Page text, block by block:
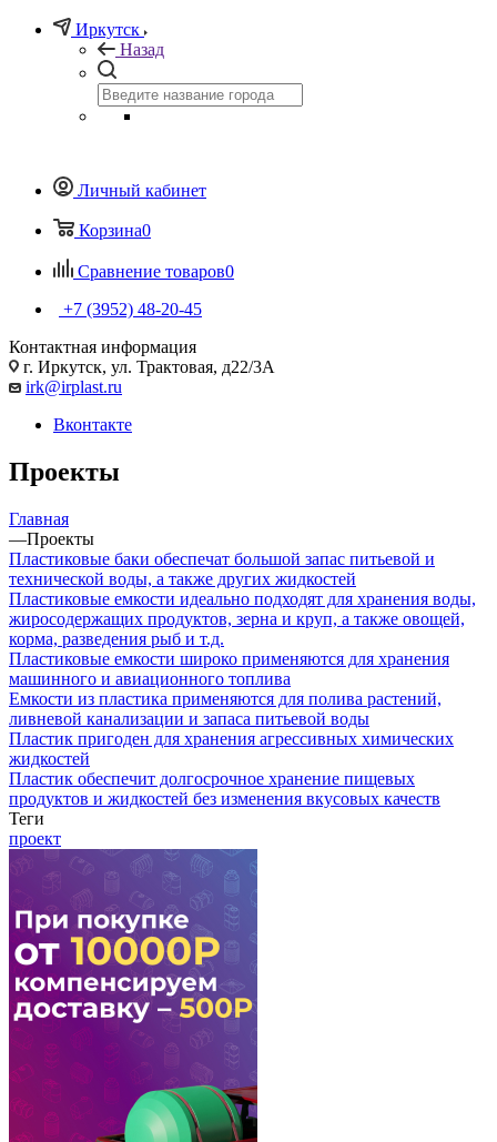
Иркутск
Назад
Личный кабинет
Корзина0
Сравнение товаров0
+7 (3952) 48-20-45
Контактная информация
г. Иркутск, ул. Трактовая, д22/3А
irk@irplast.ru
Вконтакте
Проекты
Главная
—Проекты
Пластиковые баки обеспечат большой запас питьевой и
технической воды, а также других жидкостей
Пластиковые емкости идеально подходят для хранения воды,
жиросодержащих продуктов, зерна и круп, а также овощей,
корма, разведения рыб и т.д.
Пластиковые емкости широко применяются для хранения
машинного и авиационного топлива
Емкости из пластика применяются для полива растений,
ливневой канализации и запаса питьевой воды
Пластик пригоден для хранения агрессивных химических
жидкостей
Пластик обеспечит долгосрочное хранение пищевых
продуктов и жидкостей без изменения вкусовых качеств
Теги
проект